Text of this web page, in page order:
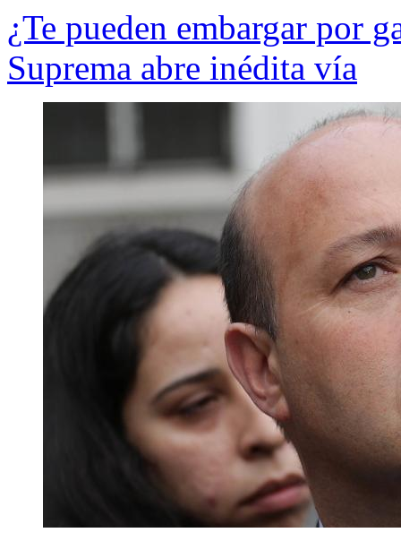
¿Te pueden embargar por
Suprema abre inédita vía